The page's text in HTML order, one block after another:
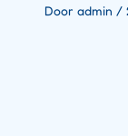
Door admin /